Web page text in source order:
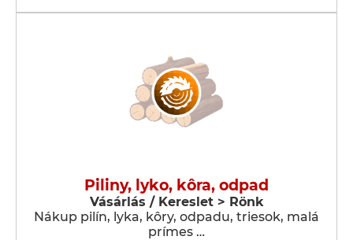
Piliny, lyko, kôra, odpad
Vásárlás / Kereslet > Rönk
Nákup pilín, lyka, kôry, odpadu, triesok, malá
prímes …